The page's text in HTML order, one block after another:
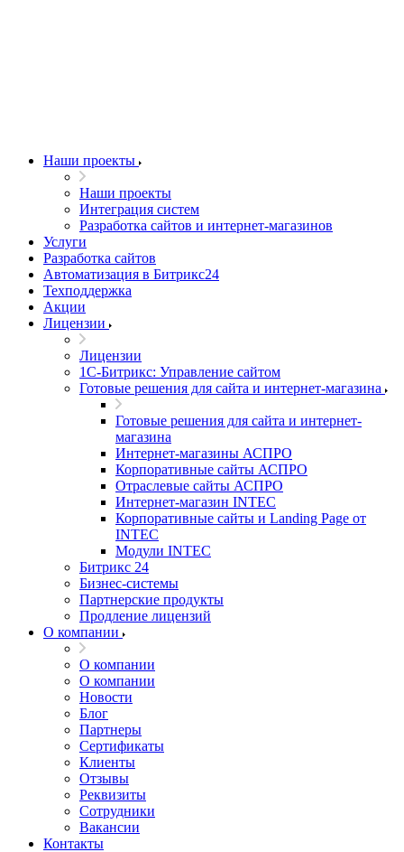
Наши проекты
Наши проекты
Интеграция систем
Разработка сайтов и интернет-магазинов
Услуги
Разработка сайтов
Автоматизация в Битрикс24
Техподдержка
Акции
Лицензии
Лицензии
1С-Битрикс: Управление сайтом
Готовые решения для сайта и интернет-магазина
Готовые решения для сайта и интернет-
магазина
Интернет-магазины АСПРО
Корпоративные сайты АСПРО
Отраслевые сайты АСПРО
Интернет-магазин INTEC
Корпоративные сайты и Landing Page от
INTEC
Модули INTEC
Битрикс 24
Бизнес-системы
Партнерские продукты
Продление лицензий
О компании
О компании
О компании
Новости
Блог
Партнеры
Сертификаты
Клиенты
Отзывы
Реквизиты
Сотрудники
Вакансии
Контакты